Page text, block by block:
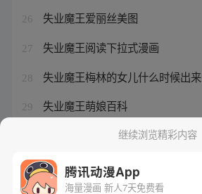
26 失业魔王爱丽丝美图
27 失业魔王阅读下拉式漫画
28 失业魔王梅林的女儿什么时候出来
29 失业魔王萌娘百科
我气哭了百万修炼者江北继续浏览精彩内容
腾讯动漫App
海量漫画 新人7天免费看